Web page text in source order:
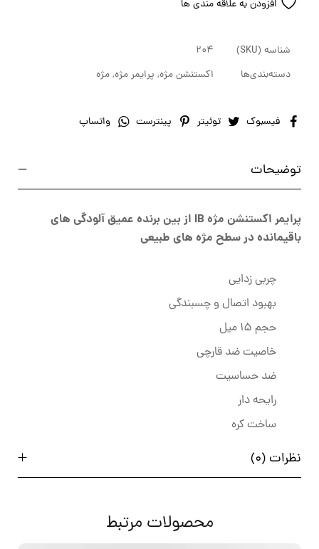
افزودن به علاقه مندی ها
شناسه (SKU)
204
دسته‌بندی‌ها
اکستنشن مژه, پرایمر مژه,مژه
فیسبوک توئیتر پینترست واتساپ
توضیحات
پرایمر اکستنشن مژه IB از بین برنده عمیق آلودگی های
باقیمانده در سطح مژه های طبیعی
چربی زدایی
بهبود اتصال و چسبندگی
حجم 15 میل
خاصیت ضد قارچی
ضد حساسیت
رایحه دار
ساخت کره
نظرات (0)
محصولات مرتبط